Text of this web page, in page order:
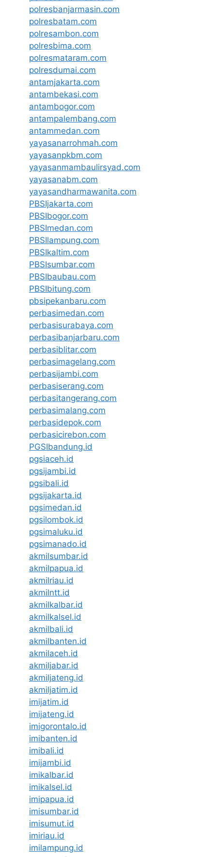
polresbanjarmasin.com
polresbatam.com
polresambon.com
polresbima.com
polresmataram.com
polresdumai.com
antamjakarta.com
antambekasi.com
antambogor.com
antampalembang.com
antammedan.com
yayasanarrohmah.com
yayasanpkbm.com
yayasanmambaulirsyad.com
yayasanabm.com
yayasandharmawanita.com
PBSIjakarta.com
PBSIbogor.com
PBSImedan.com
PBSIlampung.com
PBSIkaltim.com
PBSIsumbar.com
PBSIbaubau.com
PBSIbitung.com
pbsipekanbaru.com
perbasimedan.com
perbasisurabaya.com
perbasibanjarbaru.com
perbasiblitar.com
perbasimagelang.com
perbasijambi.com
perbasiserang.com
perbasitangerang.com
perbasimalang.com
perbasidepok.com
perbasicirebon.com
PGSIbandung.id
pgsiaceh.id
pgsijambi.id
pgsibali.id
pgsijakarta.id
pgsimedan.id
pgsilombok.id
pgsimaluku.id
pgsimanado.id
akmilsumbar.id
akmilpapua.id
akmilriau.id
akmilntt.id
akmilkalbar.id
akmilkalsel.id
akmilbali.id
akmilbanten.id
akmilaceh.id
akmiljabar.id
akmiljateng.id
akmiljatim.id
imijatim.id
imijateng.id
imigorontalo.id
imibanten.id
imibali.id
imijambi.id
imikalbar.id
imikalsel.id
imipapua.id
imisumbar.id
imisumut.id
imiriau.id
imilampung.id